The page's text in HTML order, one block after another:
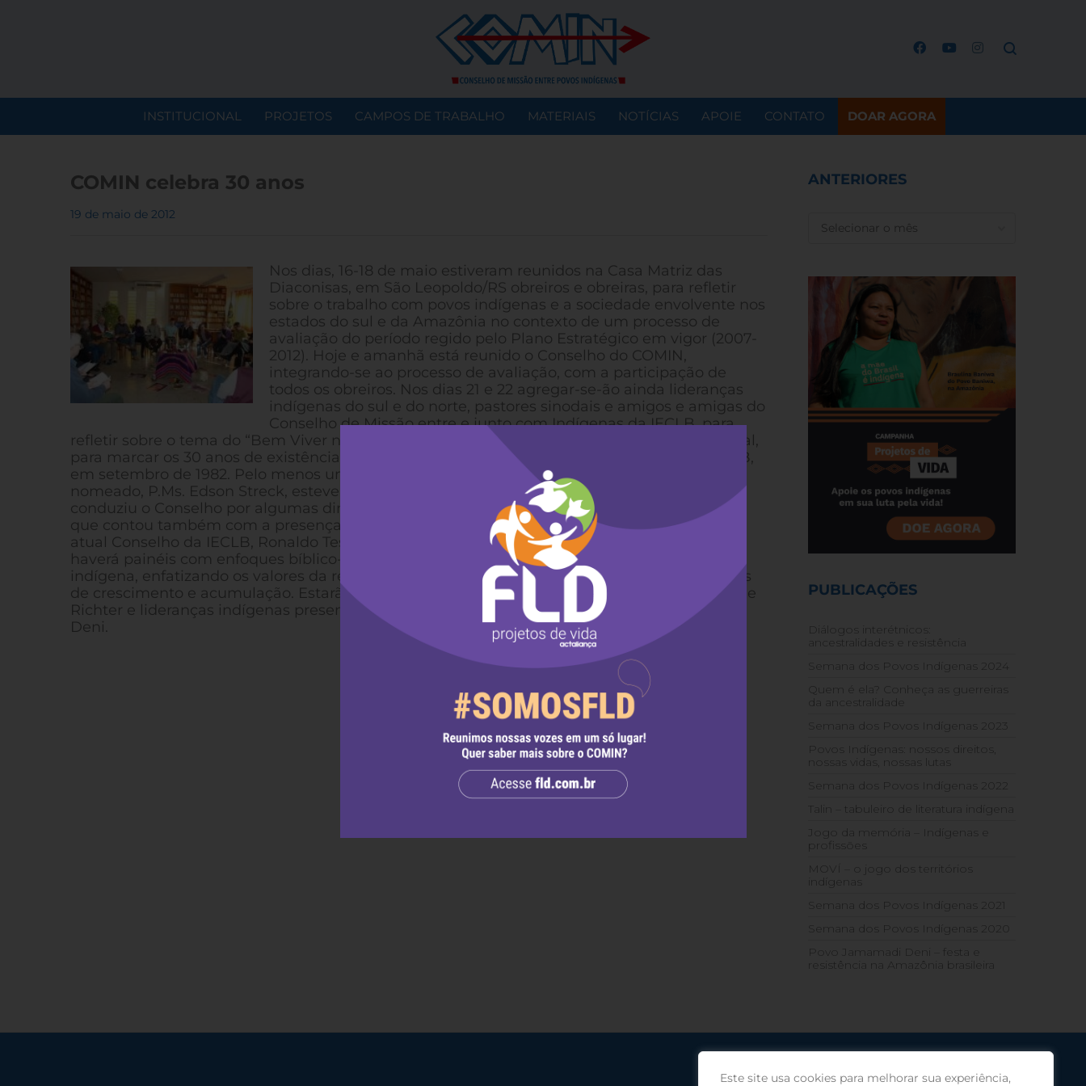
Este site usa cookies para melhorar sua experiência,
INSTITUCIONAL PROJETOS CAMPOS DE TRABALHO MATERIAIS NOTÍCIAS APOIE CONTATO DOAR AGORA
COMIN celebra 30 anos
19 de maio de 2012
Nos dias, 16-18 de maio estiveram reunidos na Casa Matriz das
Diaconisas, em São Leopoldo/RS obreiros e obreiras, para refletir
sobre o trabalho com povos indígenas e a sociedade envolvente nos
estados do sul e da Amazônia no contexto de um processo de
avaliação do período regido pelo Plano Estratégico em vigor (2007-
2012). Hoje e amanhã está reunido o Conselho do COMIN,
integrando-se ao processo de avaliação, com a participação de
todos os obreiros. Nos dias 21 e 22 agregar-se-ão ainda lideranças
indígenas do sul e do norte, pastores sinodais e amigos e amigas do
Conselho de Missão entre e junto com Indígenas da IECLB, para
refletir sobre o tema do “Bem Viver na Criação”. Nesta manhã houve uma celebração especial,
para marcar os 30 anos de existência do COMIN, criado pelo então Conselho Diretor da IECLB,
em setembro de 1982. Pelo menos um membro da primeira composição do Conselho
nomeado, P.Ms. Edson Streck, esteve presente. Na sequência, aconsultora Mara Vanessa
conduziu o Conselho por algumas dinâmicas de avaliação
que contou também com a presença do representante do
atual Conselho da IECLB, Ronaldo Tessmann. No seminário sobre o “Bem Viver na Criação”
haverá painéis com enfoques bíblico-teológicos dialogando com a espiritualidade tradicional
indígena, enfatizando os valores da reciprocidade e da suficiência em contraposição a valores
de crescimento e acumulação. Estarão assessorando o COMIN os pastores Carlos Bock e Ivone
Richter e lideranças indígenas presentes, dentre os quais Bruno Ferreira (Kaingang) e Saravi
Deni.
ANTERIORES
PUBLICAÇÕES
Diálogos interétnicos:
ancestralidades e resistência
Semana dos Povos Indígenas 2024
Quem é ela? Conheça as guerreiras
da ancestralidade
Semana dos Povos Indígenas 2023
Povos Indígenas: nossos direitos,
nossas vidas, nossas lutas
Semana dos Povos Indígenas 2022
Talin – tabuleiro de literatura indígena
Jogo da memória – Indígenas e
profissões
MOVÍ – o jogo dos territórios
indígenas
Semana dos Povos Indígenas 2021
Semana dos Povos Indígenas 2020
Povo Jamamadi Deni – festa e
resistência na Amazônia brasileira